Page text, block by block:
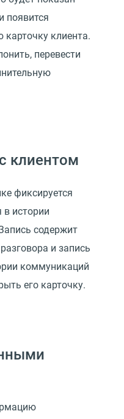
появится
клиента.
перевести
клиентом
фиксируется
в истории
содержит
и запись
коммуникаций
его карточку.